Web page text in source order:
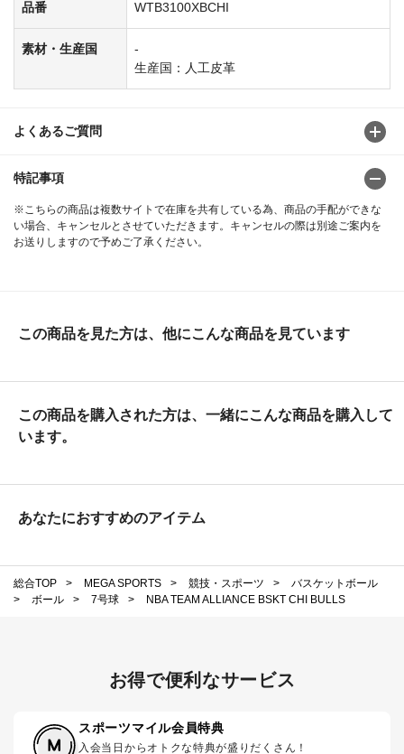
品番 WTB3100XBCHI
素材・生産国
-
生産国：人工皮革
よくあるご質問
特記事項
※こちらの商品は複数サイトで在庫を共有している為、商品の手配ができな
い場合、キャンセルとさせていただきます。キャンセルの際は別途ご案内を
お送りしますので予めご了承ください。
この商品を見た方は、他にこんな商品を見ています
この商品を購入された方は、一緒にこんな商品を購入して
います。
あなたにおすすめのアイテム
総合TOP > MEGA SPORTS > 競技・スポーツ >
バスケットボール
>
ボール > 7号球 > NBA TEAM ALLIANCE BSKT CHI BULLS
お得で便利なサービス
スポーツマイル会員特典
入会当日からオトクな特典が盛りだくさん！